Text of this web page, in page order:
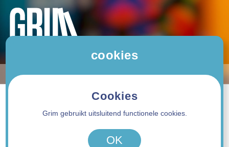
0 product(en) - 0,00€
cookies
Cookies
Grim gebruikt uitsluitend functionele cookies.
OK